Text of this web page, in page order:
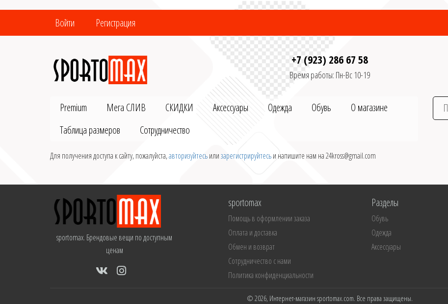
Войти Регистрация
+7 (923) 286 67 58
Время работы: Пн-Вс 10-19
Premium Мега СЛИВ СКИДКИ Аксессуары Одежда Обувь
О магазине
Таблица размеров
Сотрудничество
Для получения доступа к сайту, пожалуйста,авторизуйтесьилизарегистрируйтесьи напишите нам на 24kross@gmail.com
sportomax. Брендовые вещи по доступным
ценам
sportomax
Помощь в оформлении заказа
Оплата и доставка
Обмен и возврат
Сотрудничество с нами
Политика конфиденциальности
Разделы
Обувь
Одежда
Аксессуары
© 2026, Интернет-магазин sportomax.com. Все права защищены.